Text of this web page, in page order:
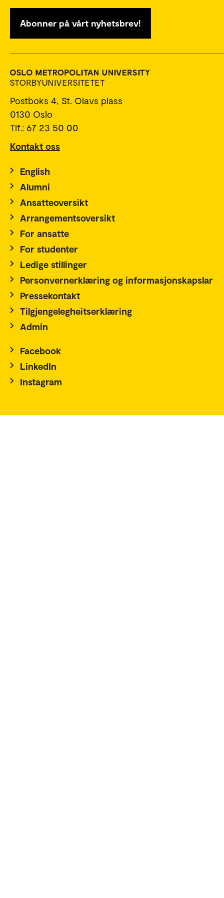
Abonner på vårt nyhetsbrev!
Postboks 4, St. Olavs plass
0130 Oslo
Tlf.: 67 23 50 00
Kontakt oss
English
Alumni
Ansatteoversikt
Arrangementsoversikt
For ansatte
For studenter
Ledige stillinger
Personvernerklæring og informasjonskapslar
Pressekontakt
Tilgjengelegheitserklæring
Admin
Facebook
LinkedIn
Instagram